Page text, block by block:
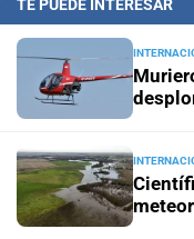
TE PUEDE INTERESAR